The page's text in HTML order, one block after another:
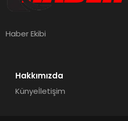
Haber Ekibi
Hakkımızda
Künyeİletişim